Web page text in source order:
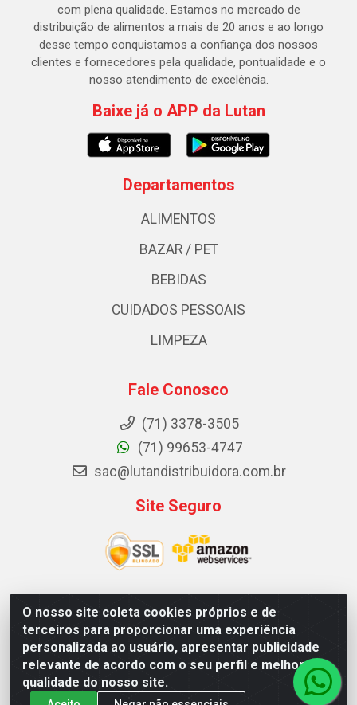
O nosso site coleta cookies próprios e de
terceiros para proporcionar uma experiência
personalizada ao usuário, apresentar publicidade
relevante de acordo com o seu perfil e melhorar a
qualidade do nosso site.
com plena qualidade. Estamos no mercado de
distribuição de alimentos a mais de 20 anos e ao longo
desse tempo conquistamos a confiança dos nossos
clientes e fornecedores pela qualidade, pontualidade e o
nosso atendimento de excelência.
Baixe já o APP da Lutan
Departamentos
ALIMENTOS
BAZAR / PET
BEBIDAS
CUIDADOS PESSOAIS
LIMPEZA
Fale Conosco
(71) 3378-3505
(71) 99653-4747
sac@lutandistribuidora.com.br
Site Seguro
Lutan Distribuidora - Rua Dr. Gerino Souza Filho, 1525 -
Itinga - Lauro de Freitas / BA - CEP 42700-000 - CNPJ
05.156.713/0001-62